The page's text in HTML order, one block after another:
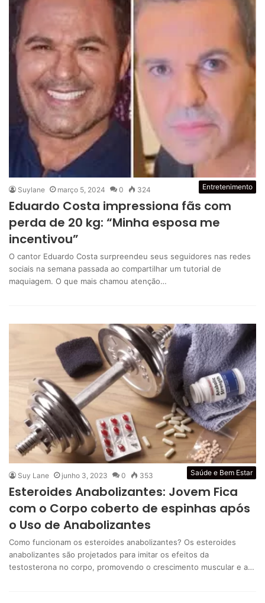
Entretenimento
Suylane março 5, 2024 0 324
Eduardo Costa impressiona fãs com
perda de 20 kg: “Minha esposa me
incentivou”
O cantor Eduardo Costa surpreendeu seus seguidores nas redes
sociais na semana passada ao compartilhar um tutorial de
maquiagem. O que mais chamou atenção…
Saúde e Bem Estar
Suy Lane junho 3, 2023 0 353
Esteroides Anabolizantes: Jovem Fica
com o Corpo coberto de espinhas após
o Uso de Anabolizantes
Como funcionam os esteroides anabolizantes? Os esteroides
anabolizantes são projetados para imitar os efeitos da
testosterona no corpo, promovendo o crescimento muscular e a…